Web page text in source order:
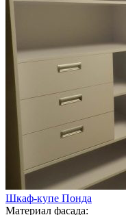
Шкаф-купе Понда
Материал фасада: